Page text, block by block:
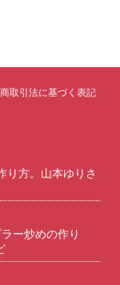
取引法に基づく表記
り方。山本ゆりさ
ー炒めの作り